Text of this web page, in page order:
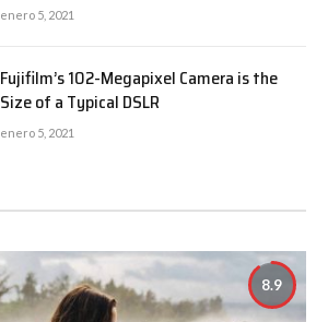
enero 5, 2021
Fujifilm’s 102-Megapixel Camera is the
Size of a Typical DSLR
enero 5, 2021
8.9